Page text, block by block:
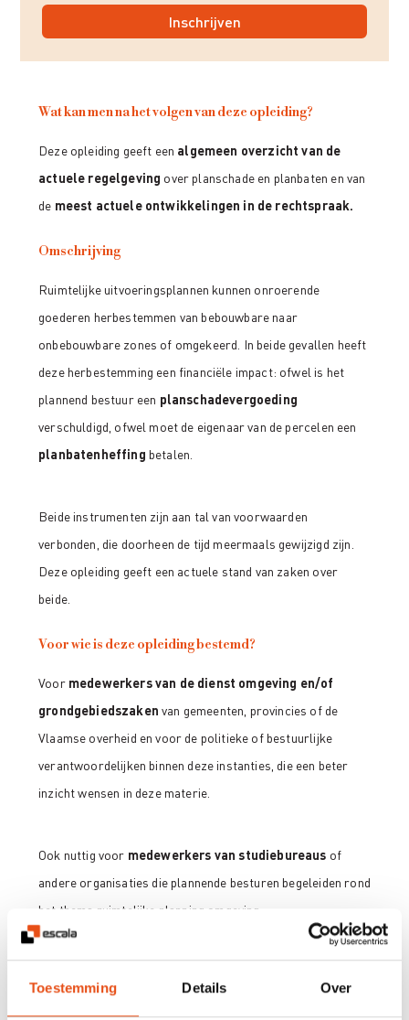
Toestemming Details Over
Inschrijven
Wat kan men na het volgen van deze opleiding?
Deze opleiding geeft een algemeen overzicht van de
actuele regelgeving over planschade en planbaten en van
de meest actuele ontwikkelingen in de rechtspraak.
Omschrijving
Ruimtelijke uitvoeringsplannen kunnen onroerende
goederen herbestemmen van bebouwbare naar
onbebouwbare zones of omgekeerd. In beide gevallen heeft
deze herbestemming een financiële impact: ofwel is het
plannend bestuur een planschadevergoeding
verschuldigd, ofwel moet de eigenaar van de percelen een
planbatenheffing betalen.
Beide instrumenten zijn aan tal van voorwaarden
verbonden, die doorheen de tijd meermaals gewijzigd zijn.
Deze opleiding geeft een actuele stand van zaken over
beide.
Voor wie is deze opleiding bestemd?
Voor medewerkers van de dienst omgeving en/of
grondgebiedszaken van gemeenten, provincies of de
Vlaamse overheid en voor de politieke of bestuurlijke
verantwoordelijken binnen deze instanties, die een beter
inzicht wensen in deze materie.
Ook nuttig voor medewerkers van studiebureaus of
andere organisaties die plannende besturen begeleiden rond
het thema ruimtelijke planning omgeving.